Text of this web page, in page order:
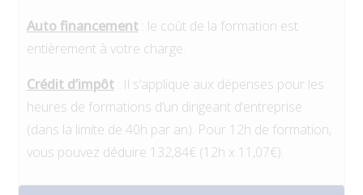
Auto financement : le coût de la formation est
entièrement à votre charge.
Crédit d’impôt : Il s’applique aux dépenses pour les
heures de formations d’un dirigeant d’entreprise
(dans la limite de 40h par an). Pour 12h de formation,
vous pouvez déduire 132,84€ (12h x 11,07€).